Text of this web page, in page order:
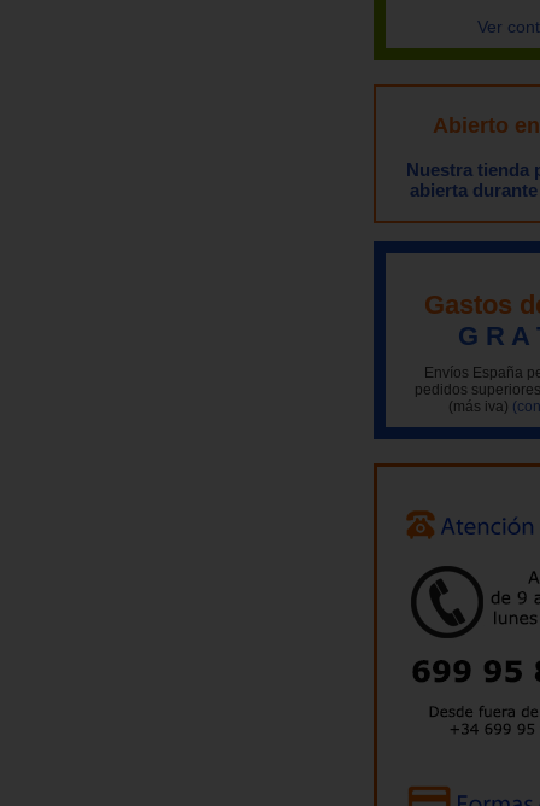
Ver
Abierto
Nuestra tienda
abierta
Gastos
G R A
Envíos España
pedidos
(más iva)